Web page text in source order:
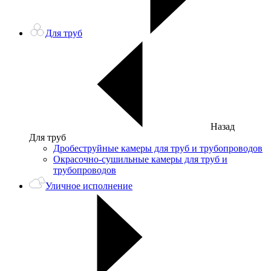
Для труб
Назад
Для труб
Дробеструйные камеры для труб и трубопроводов
Окрасочно-сушильные камеры для труб и
трубопроводов
Уличное исполнение